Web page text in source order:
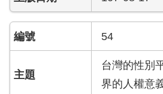
難
區、
消
通
54
台灣的性別
界的人權意